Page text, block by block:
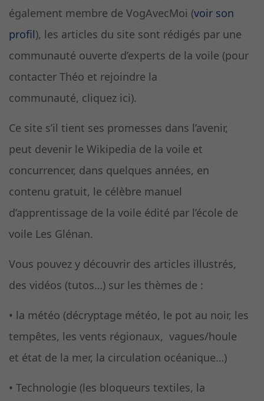
également membre de VogAvecMoi (voir son
profil), les articles du site sont rédigés par une
communauté ouverte d’experts de la voile (pour
contacter Théo et rejoindre la
communauté, cliquez ici).
Ce site s’il tient ses promesses dans l’avenir,
peut devenir le Wikipedia de la voile et
concurrencer, dans quelques années, en
contenu gratuit, le célèbre manuel
d’apprentissage de la voile édité par l’école de
voile Les Glénan.
Vous pouvez y découvrir des articles illustrés,
des vidéos (tutos…) sur les thèmes de :
• la météo (décryptage météo, le pot au noir, les
tempêtes, les vents régionaux, vagues/houle
et état de la mer, la circulation océanique…)
• Technologie (les bloqueurs textiles, la